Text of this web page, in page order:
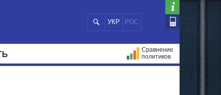
УКР РОС
Сравнение
политиков